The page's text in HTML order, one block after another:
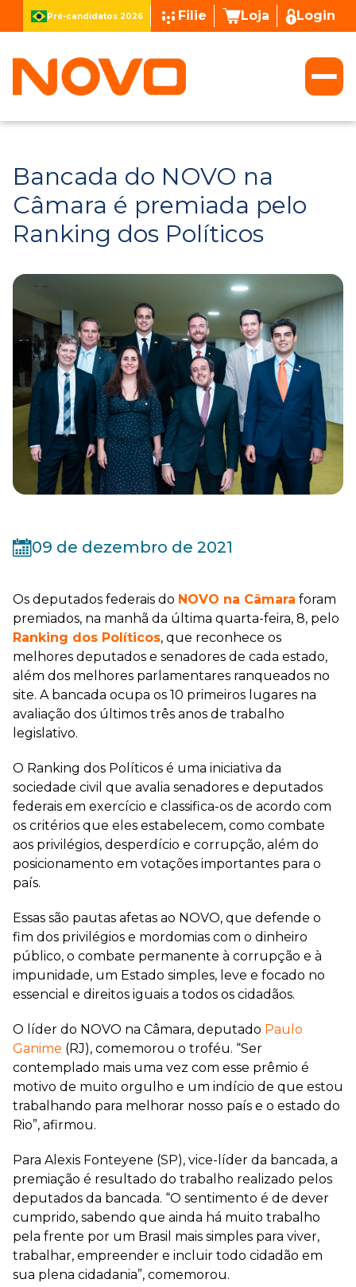
Pré-candidatos 2026 Filie Loja Login
Bancada do NOVO na
Câmara é premiada pelo
Ranking dos Políticos
09 de dezembro de 2021
Os deputados federais do NOVO na Câmara foram
premiados, na manhã da última quarta-feira, 8, pelo
Ranking dos Políticos, que reconhece os
melhores deputados e senadores de cada estado,
além dos melhores parlamentares ranqueados no
site. A bancada ocupa os 10 primeiros lugares na
avaliação dos últimos três anos de trabalho
legislativo.
O Ranking dos Políticos é uma iniciativa da
sociedade civil que avalia senadores e deputados
federais em exercício e classifica-os de acordo com
os critérios que eles estabelecem, como combate
aos privilégios, desperdício e corrupção, além do
posicionamento em votações importantes para o
país.
Essas são pautas afetas ao NOVO, que defende o
fim dos privilégios e mordomias com o dinheiro
público, o combate permanente à corrupção e à
impunidade, um Estado simples, leve e focado no
essencial e direitos iguais a todos os cidadãos.
O líder do NOVO na Câmara, deputado Paulo
Ganime (RJ), comemorou o troféu. “Ser
contemplado mais uma vez com esse prêmio é
motivo de muito orgulho e um indício de que estou
trabalhando para melhorar nosso país e o estado do
Rio”, afirmou.
Para Alexis Fonteyene (SP), vice-líder da bancada, a
premiação é resultado do trabalho realizado pelos
deputados da bancada. “O sentimento é de dever
cumprido, sabendo que ainda há muito trabalho
pela frente por um Brasil mais simples para viver,
trabalhar, empreender e incluir todo cidadão em
sua plena cidadania”, comemorou.